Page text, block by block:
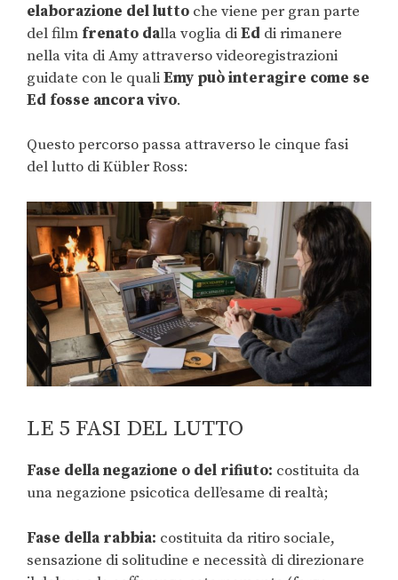
elaborazione del lutto che viene per gran parte
del film frenato dalla voglia diEd di rimanere
nella vita di Amy attraverso videoregistrazioni
guidate con le qualiEmy può interagire come se
Ed fosse ancora vivo.
Questo percorso passa attraverso le cinque fasi
del lutto di Kübler Ross:
LE 5 FASI DEL LUTTO
Fase della negazione o del rifiuto: costituita da
una negazione psicotica dell’esame di realtà;
Fase della rabbia: costituita da ritiro sociale,
sensazione di solitudine e necessità di direzionare